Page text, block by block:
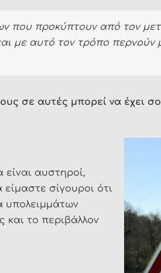
που προκύπτουν από τον
με αυτό τον τρόπο περνούν
σε αυτές μπορεί να έχει
είναι αυστηροί,
σίγουροι ότι
υπολειμμάτων
και το περιβάλλον